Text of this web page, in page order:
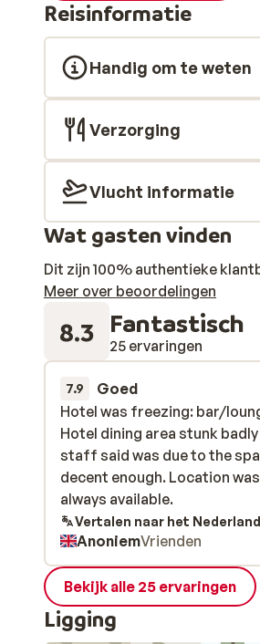
Reisinformatie
Handig om te weten
Verzorging
Vlucht informatie
Wat gasten vinden
Dit zijn 100% authentieke
Meer over beoordelingen
8.3 Fantastisch
25 ervaringen
7.9 Goed
Hotel was freezing: bar/
Hotel dining area stunk badly
staff said was due to the
decent enough. Location
always available.
Hotel was freezing: bar/
Hotel dining area stunk badly
staff said was due to the
decent enough. Location
always available.
Vertalen naar het
AnoniemVrienden
Bekijk alle 25 ervaringen
Ligging